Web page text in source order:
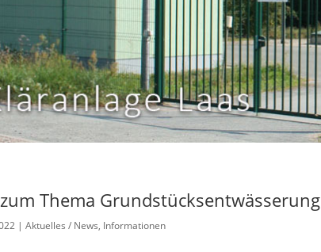
Thema Grundstücksentwässerung
|Aktuelles / News, Informationen